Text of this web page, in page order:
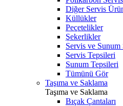
Diğer Servis
Küllükler
Peçetelikler
Şekerlikler
Servis ve Sunum
Servis Tepsileri
Sunum Tepsileri
Tümünü Gör
Taşıma ve Saklama
Taşıma ve Saklama
Bıçak Çantaları